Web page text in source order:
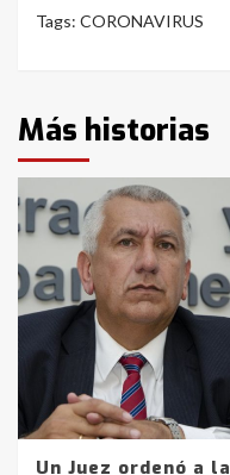
Tags: CORONAVIRUS
Más historias
Un Juez ordenó a la